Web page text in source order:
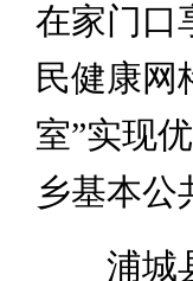
在家门口
民健康网
室”实现
乡基本公
浦城县